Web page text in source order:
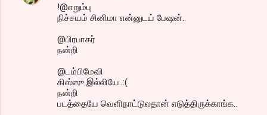
!@எறும்பு
நிச்சயம் சினிமா என்னுடய் பேஷன்..
@பிரபாகர்
நன்றி
@டம்பிமேவி
கிஸ்ஸு இல்லியே..:(
நன்றி
படத்தையே வெளிநாட்டுலதான் எடுத்திருக்காங்க..